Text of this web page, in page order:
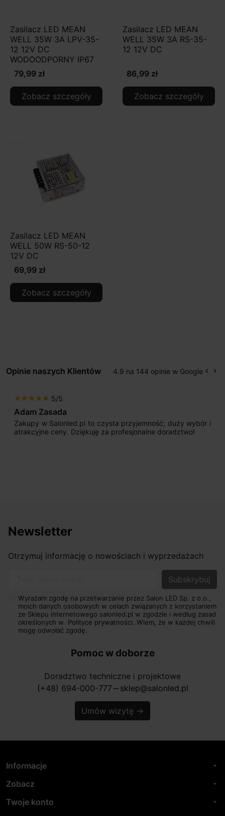
Zasilacz LED MEAN
WELL 35W 3A LPV-35-
12 12V DC
WODOODPORNY IP67
79,99 zł
Zobacz szczegóły
Zasilacz LED MEAN
WELL 35W 3A RS-35-
12 12V DC
86,99 zł
Zobacz szczegóły
Zasilacz LED MEAN
WELL 50W RS-50-12
12V DC
69,99 zł
Zobacz szczegóły
Opinie naszych Klientów 4.9 na 144 opinie w Google keyboard_arrow_left keyboard_arrow_right
5/5
to czysta przyjemność; duży wybór i
ceny. Dziękuję za profesjonalne doradztwo!
Jestem
początku
Newsletter
Otrzymuj informację o nowościach i wyprzedażach
Wyrażam zgodę na przetwarzanie przez Salon LED Sp. z o.o.,
moich danych osobowych w celach związanych z korzystaniem
ze Sklepu internetowego salonled.pl w zgodzie i według zasad
określonych w Polityce prywatności. Wiem, że w każdej chwili
mogę odwołać zgodę.
Pomoc w doborze
Doradztwo techniczne i projektowe
(+48) 694-000-777 horizontal_rule sklep@salonled.pl
Umów wizytę →
Informacje arrow_drop_down
Zobacz arrow_drop_down
Twoje konto arrow_drop_down